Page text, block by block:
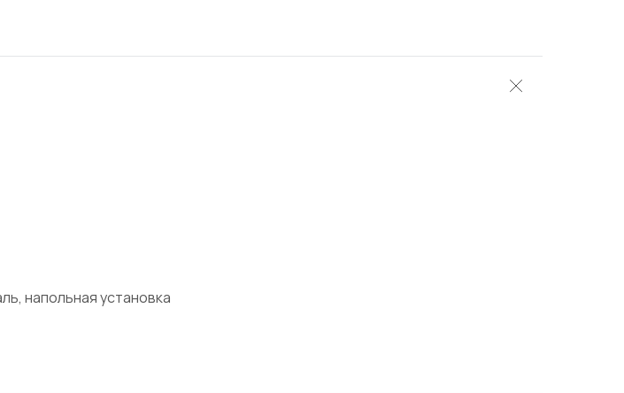
напольная установка